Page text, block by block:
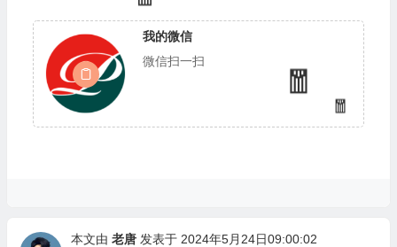
我的微信
微信扫一扫
本文由 老唐发表于 2024年5月24日09:00:02
🎁